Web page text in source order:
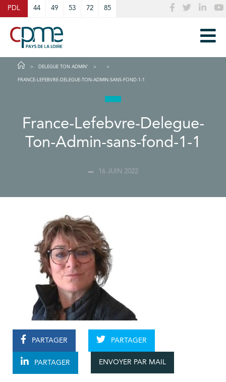
PDL 44 49 53 72 85
DELEGUE TON ADMIN’
FRANCE-LEFEBVRE-DELEGUE-TON-ADMIN-SANS-FOND-1-1
France-Lefebvre-Delegue-
Ton-Admin-sans-fond-1-1
16 JUIN 2022
PARTAGER PARTAGER
PARTAGER ENVOYER PAR MAIL
Cookies management panel